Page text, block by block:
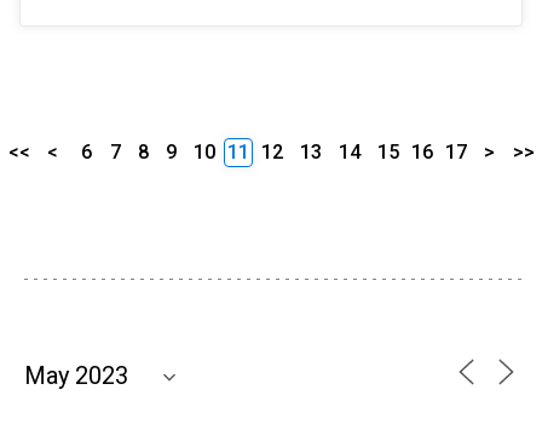
<< < 6 7 8 9 10 11 12 13 14 15 16 17 > >>